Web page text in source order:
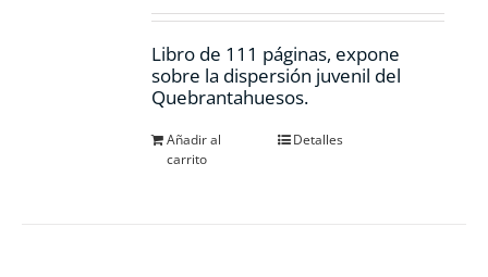
Libro de 111 páginas, expone
sobre la dispersión juvenil del
Quebrantahuesos.
Añadir al
carrito
Detalles